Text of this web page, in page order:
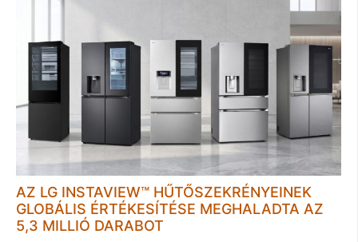
AZ LG INSTAVIEW™ HŰTŐSZEKRÉNYEINEK
GLOBÁLIS ÉRTÉKESÍTÉSE MEGHALADTA AZ
5,3 MILLIÓ DARABOT